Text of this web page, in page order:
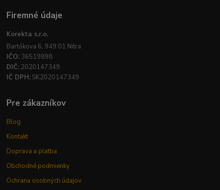
Firemné údaje
Korekta s.r.o.
Bartókova 6, 949 01 Nitra
IČO: 36519898
DIČ: 2020147349
IČ DPH: SK2020147349
Pre zákazníkov
Blog
Kontakt
Doprava a platba
Obchodné podmienky
Ochrana osobných údajov